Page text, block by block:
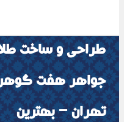
طراحی و ساخت
جواهر هفت
تهران – بهترین